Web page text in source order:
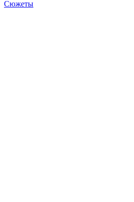
Сюжеты